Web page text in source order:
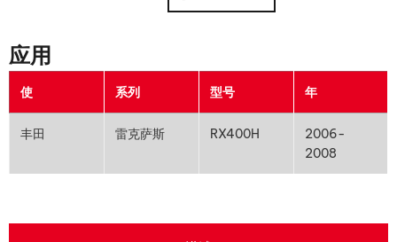
应用
使 系列 型号 年
丰田 雷克萨斯 RX400H
2006-
2008